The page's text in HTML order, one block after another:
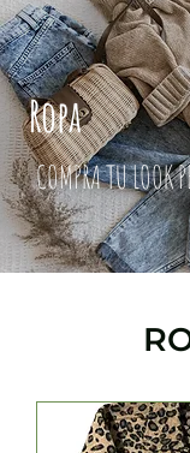
Ropa
COMPRA TU LOOK